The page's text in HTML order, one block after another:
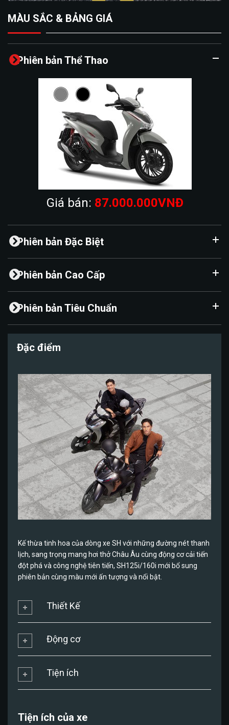
MÀU SẮC & BẢNG GIÁ
Phiên bản Thể Thao
Giá bán: 87.000.000VNĐ
Phiên bản Đặc Biệt
Phiên bản Cao Cấp
Phiên bản Tiêu Chuẩn
Đặc điểm
Kế thừa tinh hoa của dòng xe SH với những đường nét thanh
lịch, sang trọng mang hơi thở Châu Âu cùng động cơ cải tiến
đột phá và công nghệ tiên tiến, SH125i/160i mới bổ sung
phiên bản cùng màu mới ấn tượng và nổi bật.
Thiết Kế
Động cơ
Tiện ích
Tiện ích của xe